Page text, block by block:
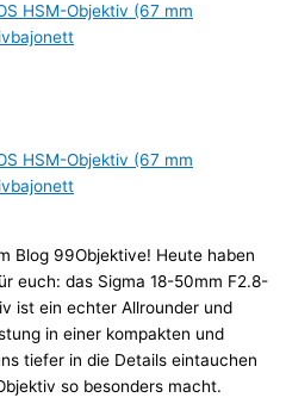
HSM-Objektiv (67 mm
HSM-Objektiv (67 mm
Blog 99Objektive! Heute haben
euch: das Sigma 18-50mm F2.8-
ist ein echter Allrounder und
in einer kompakten und
tiefer in die Details eintauchen
so besonders macht.